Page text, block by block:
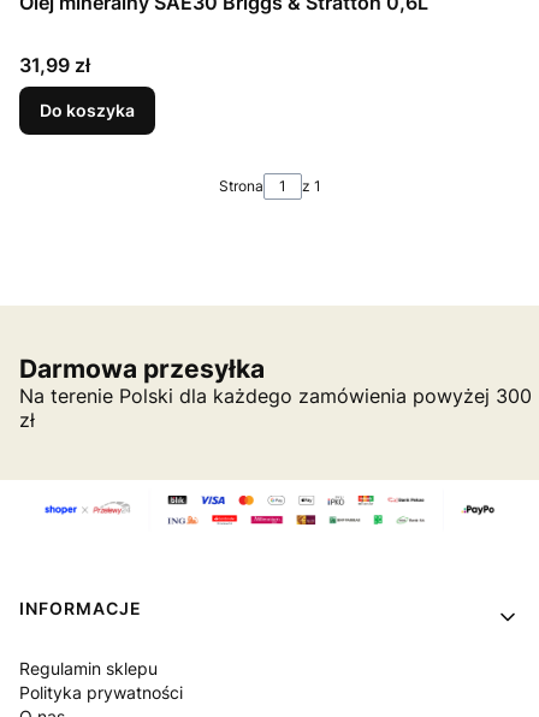
Cena
31,99 zł
Do koszyka
Strona z 1
Darmowa przesyłka
Na terenie Polski dla każdego zamówienia powyżej 300
zł
Linki w stopce
INFORMACJE
Regulamin sklepu
Polityka prywatności